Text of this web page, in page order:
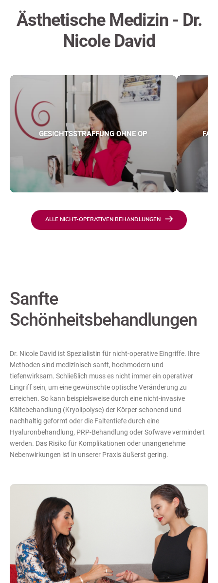
Ästhetische Medizin - Dr.
Nicole David
GESICHTSSTRAFFUNG OHNE OP
ALLE NICHT-OPERATIVEN BEHANDLUNGEN
Sanfte
Schönheitsbehandlungen
Dr. Nicole David ist Spezialistin für nicht-operative Eingriffe. Ihre
Methoden sind medizinisch sanft, hochmodern und
tiefenwirksam. Schließlich muss es nicht immer ein operativer
Eingriff sein, um eine gewünschte optische Veränderung zu
erreichen. So kann beispielsweise durch eine nicht-invasive
Kältebehandlung (Kryolipolyse) der Körper schonend und
nachhaltig geformt oder die Faltentiefe durch eine
Hyaluronbehandlung, PRP-Behandlung oder Sofwave vermindert
werden. Das Risiko für Komplikationen oder unangenehme
Nebenwirkungen ist in unserer Praxis äußerst gering.